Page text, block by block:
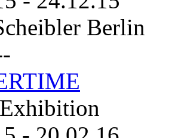
Berlin